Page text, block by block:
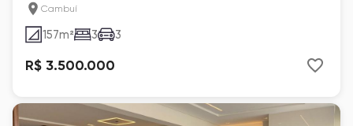
Cambuí
157m² 3 3
R$ 3.500.000